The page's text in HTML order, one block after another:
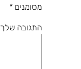
מסומנים *
התגובה שלך